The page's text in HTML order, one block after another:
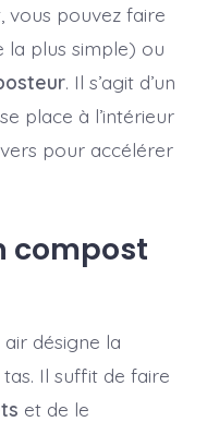
vous pouvez faire
la plus simple) ou
. Il s’agit d’un
place à l’intérieur
pour accélérer
compost
désigne la
Il suffit de faire
et de le